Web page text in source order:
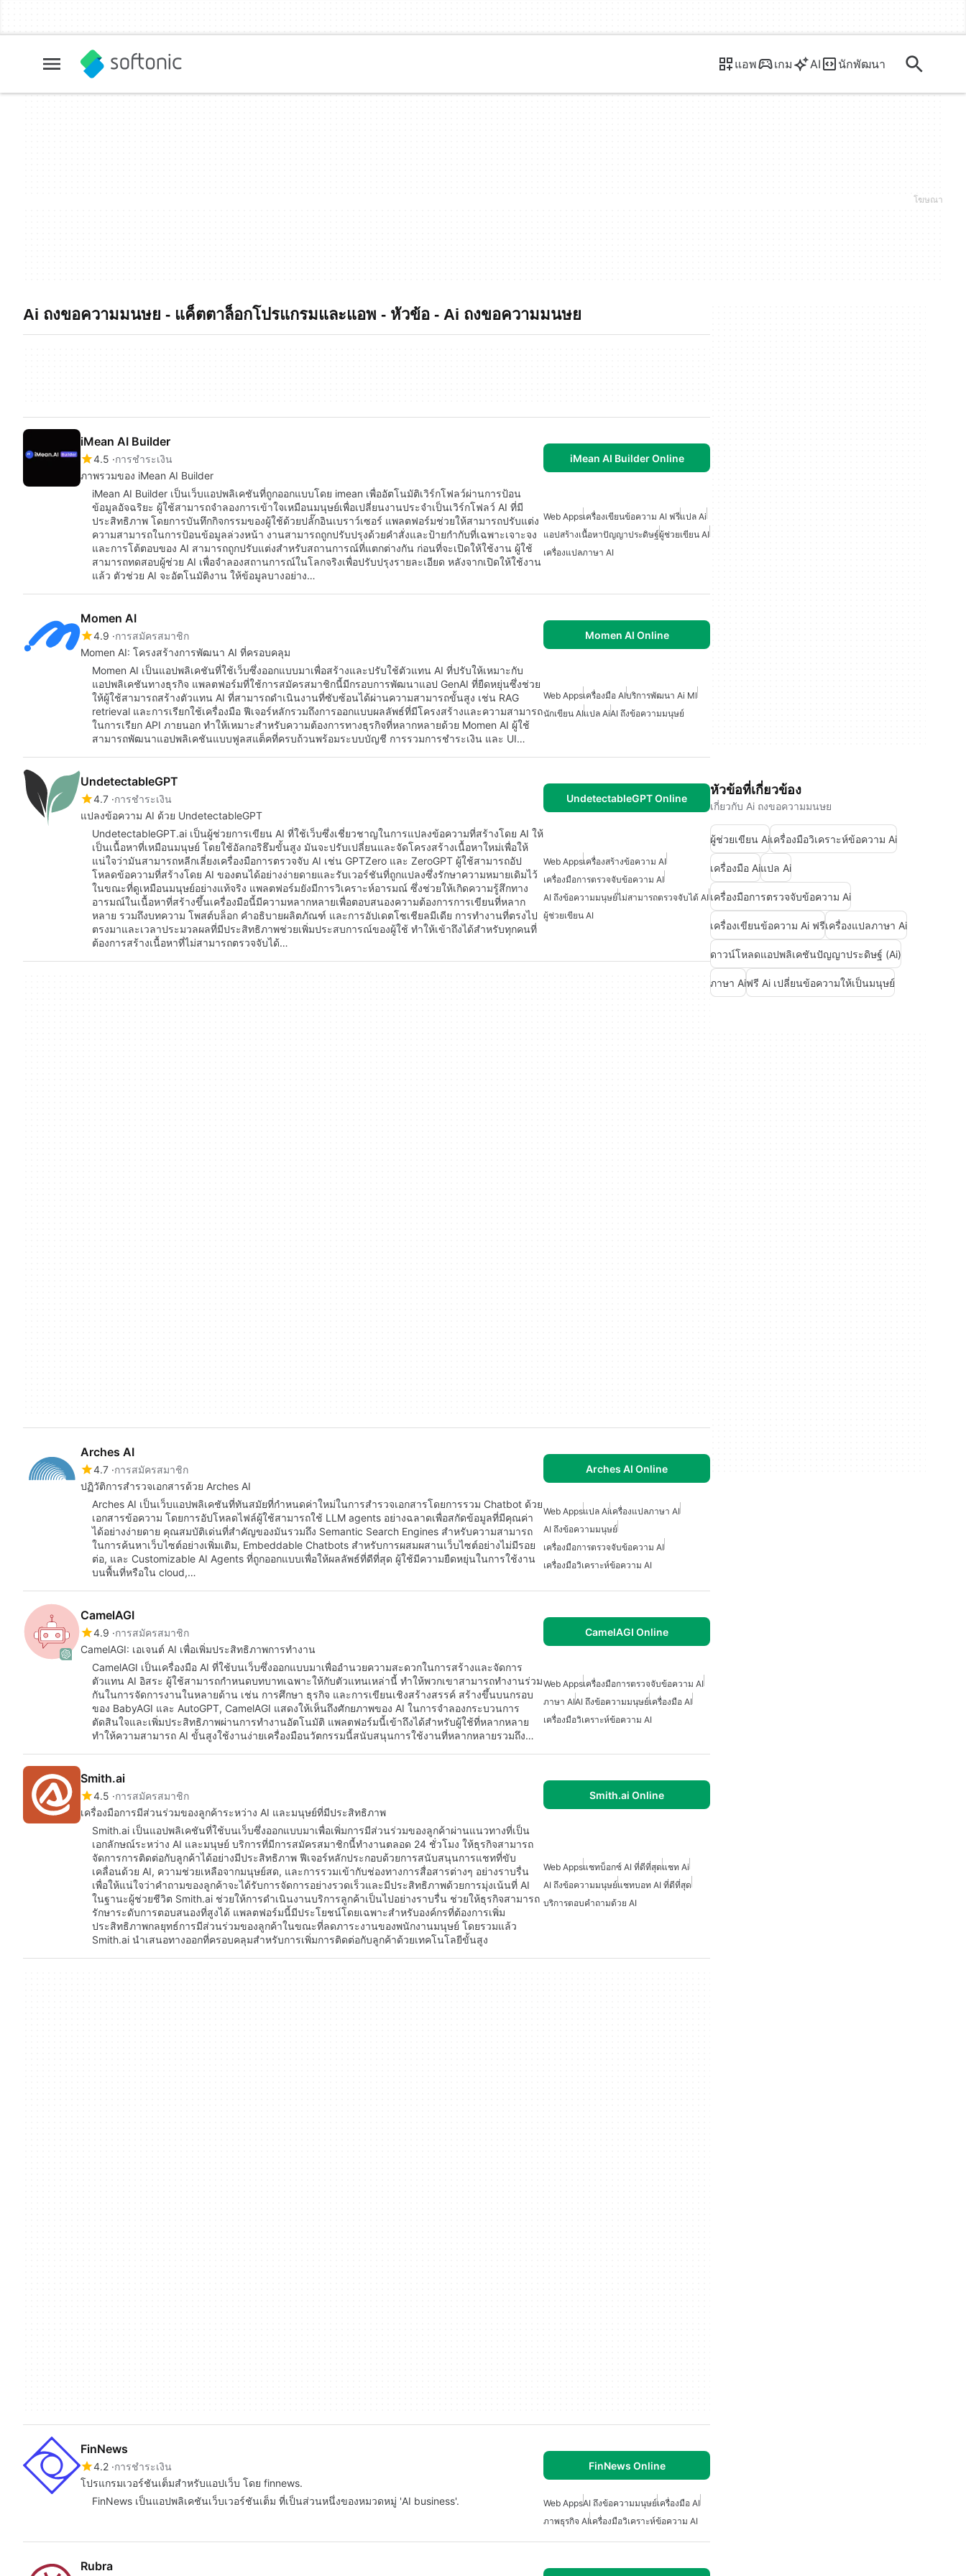
แอพ เกม AI นักพัฒนา
Ai ถงขอความมนษย - แค็ตตาล็อกโปรแกรมและแอพ - หัวข้อ - Ai ถงขอความมนษย
iMean AI Builder
4.5 การชำระเงิน
ภาพรวมของ iMean AI Builder
iMean AI Builder Online
iMean AI Builder เป็นเว็บแอปพลิเคชันที่ถูกออกแบบโดย imean เพื่ออัตโนมัติเวิร์กโฟลว์ผ่านการป้อน
ข้อมูลอัจฉริยะ ผู้ใช้สามารถจำลองการเข้าใจเหมือนมนุษย์เพื่อเปลี่ยนงานประจำเป็นเวิร์กโฟลว์ AI ที่มี
ประสิทธิภาพ โดยการบันทึกกิจกรรมของผู้ใช้ด้วยปลั๊กอินเบราว์เซอร์ แพลตฟอร์มช่วยให้สามารถปรับแต่ง
ความสามารถในการป้อนข้อมูลล่วงหน้า งานสามารถถูกปรับปรุงด้วยคำสั่งและป้ายกำกับที่เฉพาะเจาะจง
และการโต้ตอบของ AI สามารถถูกปรับแต่งสำหรับสถานการณ์ที่แตกต่างกัน ก่อนที่จะเปิดให้ใช้งาน ผู้ใช้
สามารถทดสอบผู้ช่วย AI เพื่อจำลองสถานการณ์ในโลกจริงเพื่อปรับปรุงรายละเอียด หลังจากเปิดให้ใช้งาน
แล้ว ตัวช่วย AI จะอัตโนมัติงาน ให้ข้อมูลบางอย่าง…
Web Appsเครื่องเขียนข้อความ AI ฟรีแปล Ai
แอปสร้างเนื้อหาปัญญาประดิษฐ์ผู้ช่วยเขียน AI
เครื่องแปลภาษา AI
Momen AI
4.9 การสมัครสมาชิก
Momen AI: โครงสร้างการพัฒนา AI ที่ครอบคลุม
Momen AI Online
Momen AI เป็นแอปพลิเคชันที่ใช้เว็บซึ่งออกแบบมาเพื่อสร้างและปรับใช้ตัวแทน AI ที่ปรับให้เหมาะกับ
แอปพลิเคชันทางธุรกิจ แพลตฟอร์มที่ใช้การสมัครสมาชิกนี้มีกรอบการพัฒนาแอป GenAI ที่ยืดหยุ่นซึ่งช่วย
ให้ผู้ใช้สามารถสร้างตัวแทน AI ที่สามารถดำเนินงานที่ซับซ้อนได้ผ่านความสามารถขั้นสูง เช่น RAG
retrieval และการเรียกใช้เครื่องมือ ฟีเจอร์หลักรวมถึงการออกแบบผลลัพธ์ที่มีโครงสร้างและความสามารถ
ในการเรียก API ภายนอก ทำให้เหมาะสำหรับความต้องการทางธุรกิจที่หลากหลายด้วย Momen AI ผู้ใช้
สามารถพัฒนาแอปพลิเคชันแบบฟูลสแต็คที่ครบถ้วนพร้อมระบบบัญชี การรวมการชำระเงิน และ UI…
Web Appsเครื่องมือ AIบริการพัฒนา Ai Ml
นักเขียน AIแปล AiAI ถึงข้อความมนุษย์
UndetectableGPT
4.7 การชำระเงิน
แปลงข้อความ AI ด้วย UndetectableGPT
UndetectableGPT Online
UndetectableGPT.ai เป็นผู้ช่วยการเขียน AI ที่ใช้เว็บซึ่งเชี่ยวชาญในการแปลงข้อความที่สร้างโดย AI ให้
เป็นเนื้อหาที่เหมือนมนุษย์ โดยใช้อัลกอริธึมขั้นสูง มันจะปรับเปลี่ยนและจัดโครงสร้างเนื้อหาใหม่เพื่อให้
แน่ใจว่ามันสามารถหลีกเลี่ยงเครื่องมือการตรวจจับ AI เช่น GPTZero และ ZeroGPT ผู้ใช้สามารถอัป
โหลดข้อความที่สร้างโดย AI ของตนได้อย่างง่ายดายและรับเวอร์ชันที่ถูกแปลงซึ่งรักษาความหมายเดิมไว้
ในขณะที่ดูเหมือนมนุษย์อย่างแท้จริง แพลตฟอร์มยังมีการวิเคราะห์อารมณ์ ซึ่งช่วยให้เกิดความรู้สึกทาง
อารมณ์ในเนื้อหาที่สร้างขึ้นเครื่องมือนี้มีความหลากหลายเพื่อตอบสนองความต้องการการเขียนที่หลาก
หลาย รวมถึงบทความ โพสต์บล็อก คำอธิบายผลิตภัณฑ์ และการอัปเดตโซเชียลมีเดีย การทำงานที่ตรงไป
ตรงมาและเวลาประมวลผลที่มีประสิทธิภาพช่วยเพิ่มประสบการณ์ของผู้ใช้ ทำให้เข้าถึงได้สำหรับทุกคนที่
ต้องการสร้างเนื้อหาที่ไม่สามารถตรวจจับได้…
Web Appsเครื่องสร้างข้อความ AI
เครื่องมือการตรวจจับข้อความ AI
AI ถึงข้อความมนุษย์ไม่สามารถตรวจจับได้ AI
ผู้ช่วยเขียน AI
Arches AI
4.7 การสมัครสมาชิก
ปฏิวัติการสำรวจเอกสารด้วย Arches AI
Arches AI Online
Arches AI เป็นเว็บแอปพลิเคชันที่ทันสมัยที่กำหนดค่าใหม่ในการสำรวจเอกสารโดยการรวม Chatbot ด้วย
เอกสารข้อความ โดยการอัปโหลดไฟล์ผู้ใช้สามารถใช้ LLM agents อย่างฉลาดเพื่อสกัดข้อมูลที่มีคุณค่า
ได้อย่างง่ายดาย คุณสมบัติเด่นที่สำคัญของมันรวมถึง Semantic Search Engines สำหรับความสามารถ
ในการค้นหาเว็บไซต์อย่างเพิ่มเติม, Embeddable Chatbots สำหรับการผสมผสานเว็บไซต์อย่างไม่มีรอย
ต่อ, และ Customizable AI Agents ที่ถูกออกแบบเพื่อให้ผลลัพธ์ที่ดีที่สุด ผู้ใช้มีความยืดหยุ่นในการใช้งาน
บนพื้นที่หรือใน cloud,…
Web Appsแปล Aiเครื่องแปลภาษา AI
AI ถึงข้อความมนุษย์
เครื่องมือการตรวจจับข้อความ AI
เครื่องมือวิเคราะห์ข้อความ AI
CamelAGI
4.9 การสมัครสมาชิก
CamelAGI: เอเจนต์ AI เพื่อเพิ่มประสิทธิภาพการทำงาน
CamelAGI Online
CamelAGI เป็นเครื่องมือ AI ที่ใช้บนเว็บซึ่งออกแบบมาเพื่ออำนวยความสะดวกในการสร้างและจัดการ
ตัวแทน AI อิสระ ผู้ใช้สามารถกำหนดบทบาทเฉพาะให้กับตัวแทนเหล่านี้ ทำให้พวกเขาสามารถทำงานร่วม
กันในการจัดการงานในหลายด้าน เช่น การศึกษา ธุรกิจ และการเขียนเชิงสร้างสรรค์ สร้างขึ้นบนกรอบ
ของ BabyAGI และ AutoGPT, CamelAGI แสดงให้เห็นถึงศักยภาพของ AI ในการจำลองกระบวนการ
ตัดสินใจและเพิ่มประสิทธิภาพผ่านการทำงานอัตโนมัติ แพลตฟอร์มนี้เข้าถึงได้สำหรับผู้ใช้ที่หลากหลาย
ทำให้ความสามารถ AI ขั้นสูงใช้งานง่ายเครื่องมือนวัตกรรมนี้สนับสนุนการใช้งานที่หลากหลายรวมถึง…
Web Appsเครื่องมือการตรวจจับข้อความ AI
ภาษา AIAI ถึงข้อความมนุษย์เครื่องมือ AI
เครื่องมือวิเคราะห์ข้อความ AI
Smith.ai
4.5 การสมัครสมาชิก
เครื่องมือการมีส่วนร่วมของลูกค้าระหว่าง AI และมนุษย์ที่มีประสิทธิภาพ
Smith.ai Online
Smith.ai เป็นแอปพลิเคชันที่ใช้บนเว็บซึ่งออกแบบมาเพื่อเพิ่มการมีส่วนร่วมของลูกค้าผ่านแนวทางที่เป็น
เอกลักษณ์ระหว่าง AI และมนุษย์ บริการที่มีการสมัครสมาชิกนี้ทำงานตลอด 24 ชั่วโมง ให้ธุรกิจสามารถ
จัดการการติดต่อกับลูกค้าได้อย่างมีประสิทธิภาพ ฟีเจอร์หลักประกอบด้วยการสนับสนุนการแชทที่ขับ
เคลื่อนด้วย AI, ความช่วยเหลือจากมนุษย์สด, และการรวมเข้ากับช่องทางการสื่อสารต่างๆ อย่างราบรื่น
เพื่อให้แน่ใจว่าคำถามของลูกค้าจะได้รับการจัดการอย่างรวดเร็วและมีประสิทธิภาพด้วยการมุ่งเน้นที่ AI
ในฐานะผู้ช่วยชีวิต Smith.ai ช่วยให้การดำเนินงานบริการลูกค้าเป็นไปอย่างราบรื่น ช่วยให้ธุรกิจสามารถ
รักษาระดับการตอบสนองที่สูงได้ แพลตฟอร์มนี้มีประโยชน์โดยเฉพาะสำหรับองค์กรที่ต้องการเพิ่ม
ประสิทธิภาพกลยุทธ์การมีส่วนร่วมของลูกค้าในขณะที่ลดภาระงานของพนักงานมนุษย์ โดยรวมแล้ว
Smith.ai นำเสนอทางออกที่ครอบคลุมสำหรับการเพิ่มการติดต่อกับลูกค้าด้วยเทคโนโลยีขั้นสูง
Web Appsแชทบ็อกซ์ AI ที่ดีที่สุดแชท Ai
AI ถึงข้อความมนุษย์แชทบอท AI ที่ดีที่สุด
บริการตอบคำถามด้วย AI
FinNews
4.2 การชำระเงิน
โปรแกรมเวอร์ชันเต็มสำหรับแอปเว็บ โดย finnews.
FinNews Online
FinNews เป็นแอปพลิเคชันเว็บเวอร์ชันเต็ม ที่เป็นส่วนหนึ่งของหมวดหมู่ 'AI business'. Web AppsAI ถึงข้อความมนุษย์เครื่องมือ AI
ภาพธุรกิจ AIเครื่องมือวิเคราะห์ข้อความ AI
Rubra
หัวข้อที่เกี่ยวข้อง
เกี่ยวกับ Ai ถงขอความมนษย
ผู้ช่วยเขียน Aiเครื่องมือวิเคราะห์ข้อความ Ai
เครื่องมือ Aiแปล Ai
เครื่องมือการตรวจจับข้อความ Ai
เครื่องเขียนข้อความ Ai ฟรีเครื่องแปลภาษา Ai
ดาวน์โหลดแอปพลิเคชันปัญญาประดิษฐ์ (Ai)
ภาษา Aiฟรี Ai เปลี่ยนข้อความให้เป็นมนุษย์